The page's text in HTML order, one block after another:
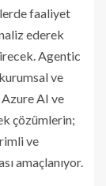
faaliyet
ederek
Agentic
ve
AI ve
çözümlerin;
ve
amaçlanıyor.